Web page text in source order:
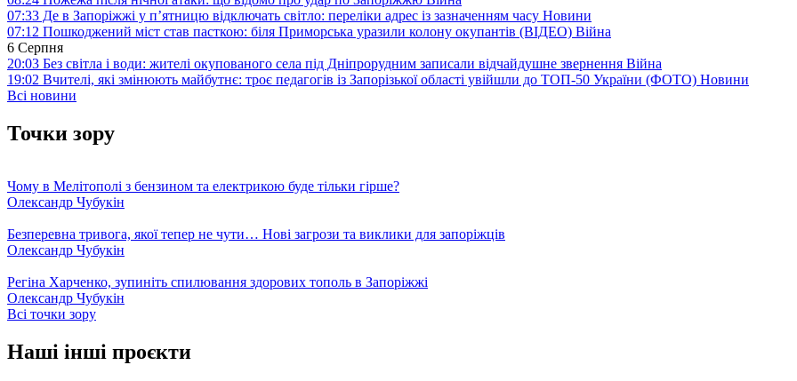
07:33 Де в Запоріжжі у п’ятницю відключать світло: переліки адрес із зазначенням часу Новини
07:12 Пошкоджений міст став пасткою: біля Приморська уразили колону окупантів (ВІДЕО) Війна
6 Серпня
20:03 Без світла і води: жителі окупованого села під Дніпрорудним записали відчайдушне звернення Війна
19:02 Вчителі, які змінюють майбутнє: троє педагогів із Запорізької області увійшли до ТОП-50 України (ФОТО) Новини
Всі новини
Точки зору
Чому в Мелітополі з бензином та електрикою буде тільки гірше?
Олександр Чубукін
Безперевна тривога, якої тепер не чути… Нові загрози та виклики для запоріжців
Олександр Чубукін
Регіна Харченко, зупиніть спилювання здорових тополь в Запоріжжі
Олександр Чубукін
Всі точки зору
Наші інші проєкти